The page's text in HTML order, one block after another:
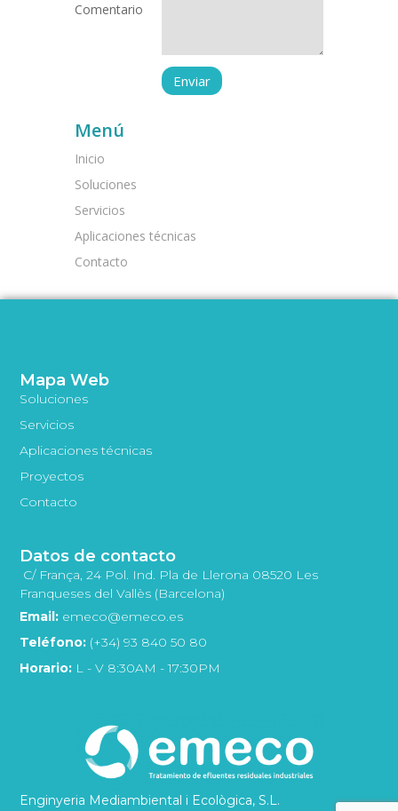
Comentario
Menú
Inicio
Soluciones
Servicios
Aplicaciones técnicas
Contacto
Enginyeria Mediambiental i Ecològica, S.L.
Mapa Web
Soluciones
Servicios
Aplicaciones técnicas
Proyectos
Contacto
Datos de contacto
C/ França, 24 Pol. Ind. Pla de Llerona 08520 Les
Franqueses del Vallès (Barcelona)
Email: emeco@emeco.es
Teléfono: (+34) 93 840 50 80
Horario: L - V 8:30AM - 17:30PM